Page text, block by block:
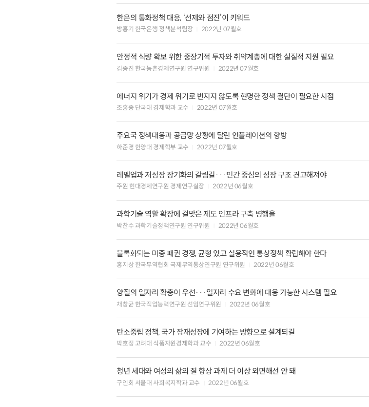
한은의 통화정책 대응, ‘선제와 점진’이 키워드
방홍기 한국은행 정책분석팀장 2022년 07월호
안정적 식량 확보 위한 중장기적 투자와 취약계층에 대한 실질적 지원 필요
김종진 한국농촌경제연구원 연구위원 2022년 07월호
에너지 위기가 경제 위기로 번지지 않도록 현명한 정책 결단이 필요한 시점
조홍종 단국대 경제학과 교수 2022년 07월호
주요국 정책대응과 공급망 상황에 달린 인플레이션의 향방
하준경 한양대 경제학부 교수 2022년 07월호
레벨업과 저성장 장기화의 갈림길···민간 중심의 성장 구조 견고해져야
주원 현대경제연구원 경제연구실장 2022년 06월호
과학기술 역할 확장에 걸맞은 제도 인프라 구축 병행을
박찬수 과학기술정책연구원 연구위원 2022년 06월호
블록화되는 미중 패권 경쟁, 균형 있고 실용적인 통상정책 확립해야 한다
홍지상 한국무역협회 국제무역통상연구원 연구위원 2022년 06월호
양질의 일자리 확충이 우선···일자리 수요 변화에 대응 가능한 시스템 필요
채창균 한국직업능력연구원 선임연구위원 2022년 06월호
탄소중립 정책, 국가 잠재성장에 기여하는 방향으로 설계되길
박호정 고려대 식품자원경제학과 교수 2022년 06월호
청년 세대와 여성의 삶의 질 향상 과제 더 이상 외면해선 안 돼
구인회 서울대 사회복지학과 교수 2022년 06월호